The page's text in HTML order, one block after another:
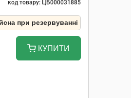
код товару: ЦБ000031885
при резервуванні
КУПИТИ